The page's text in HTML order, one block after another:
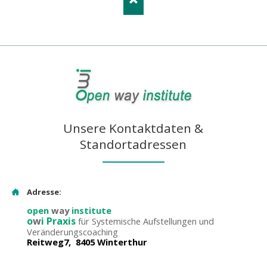
Unsere Kontaktdaten &
Standortadressen
Adresse:
open wayinstitute
owi Praxisfür Systemische Aufstellungen und
Veränderungscoaching
Reitweg7, 8405 Winterthur